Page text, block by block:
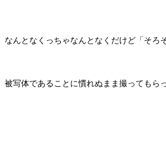
なんとなくっちゃなんとなくだけど「そろ
被写体であることに慣れぬまま撮ってもら